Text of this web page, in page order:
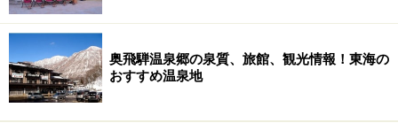
奥飛騨温泉郷の泉質、旅館、観光情報！東海の
おすすめ温泉地